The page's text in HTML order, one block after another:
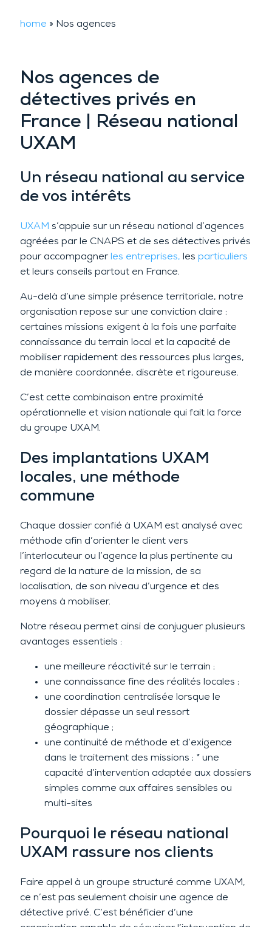
home » Nos agences
Nos agences de
détectives privés en
France | Réseau national
UXAM
Un réseau national au service
de vos intérêts
UXAM s’appuie sur un réseau national d’agences
agréées par le CNAPS et de ses détectives privés
pour accompagner les entreprises, les particuliers
et leurs conseils partout en France.
Au-delà d’une simple présence territoriale, notre
organisation repose sur une conviction claire :
certaines missions exigent à la fois une parfaite
connaissance du terrain local et la capacité de
mobiliser rapidement des ressources plus larges,
de manière coordonnée, discrète et rigoureuse.
C’est cette combinaison entre proximité
opérationnelle et vision nationale qui fait la force
du groupe UXAM.
Des implantations UXAM
locales, une méthode
commune
Chaque dossier confié à UXAM est analysé avec
méthode afin d’orienter le client vers
l’interlocuteur ou l’agence la plus pertinente au
regard de la nature de la mission, de sa
localisation, de son niveau d’urgence et des
moyens à mobiliser.
Notre réseau permet ainsi de conjuguer plusieurs
avantages essentiels :
une meilleure réactivité sur le terrain ;
une connaissance fine des réalités locales ;
une coordination centralisée lorsque le
dossier dépasse un seul ressort
géographique ;
une continuité de méthode et d’exigence
dans le traitement des missions ; * une
capacité d’intervention adaptée aux dossiers
simples comme aux affaires sensibles ou
multi-sites
Pourquoi le réseau national
UXAM rassure nos clients
Faire appel à un groupe structuré comme UXAM,
ce n’est pas seulement choisir une agence de
détective privé. C’est bénéficier d’une